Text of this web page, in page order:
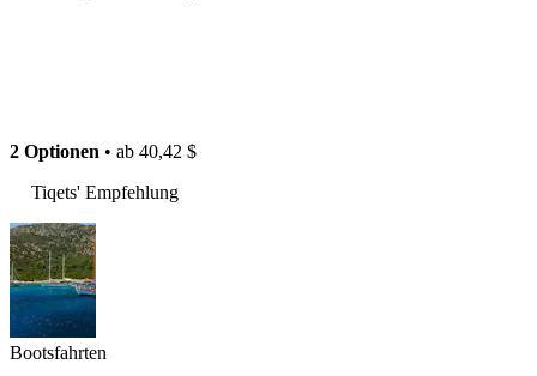
2 Optionen • ab 40,42 $
Tiqets' Empfehlung
Bootsfahrten